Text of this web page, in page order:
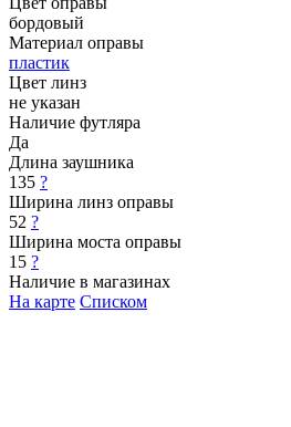
бордовый
Материал оправы
пластик
Цвет линз
не указан
Наличие футляра
Да
Длина заушника
135 ?
Ширина линз оправы
52 ?
Ширина моста оправы
15 ?
Наличие в магазинах
На карте Списком